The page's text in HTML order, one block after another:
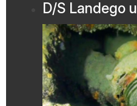
D/S Landego